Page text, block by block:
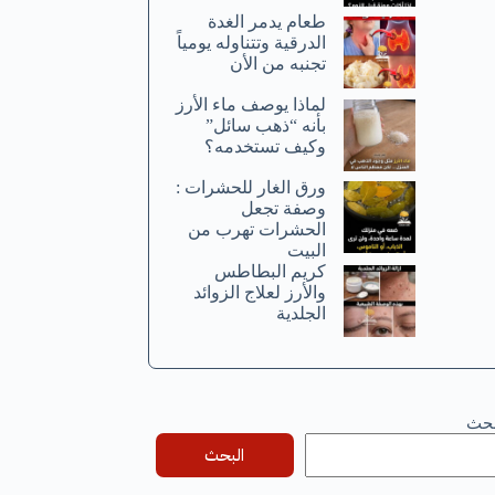
طعام يدمر الغدة
الدرقية وتتناوله يومياً
تجنبه من الأن
لماذا يوصف ماء الأرز
بأنه “ذهب سائل”
وكيف تستخدمه؟
ورق الغار للحشرات :
وصفة تجعل
الحشرات تهرب من
البيت
كريم البطاطس
والأرز لعلاج الزوائد
الجلدية
البحث